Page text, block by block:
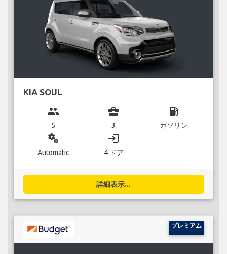
KIA SOUL
group
5
business_center
3
local_gas_station
ガソリン
miscellaneous_services
Automatic
login
4 ドア
詳細表示...
プレミアム